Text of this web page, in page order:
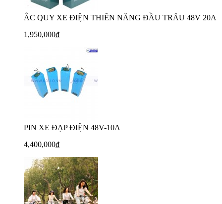
ẮC QUY XE ĐIỆN THIÊN NĂNG ĐẦU TRÂU 48V 20A
1,950,000₫
PIN XE ĐẠP ĐIỆN 48V-10A
4,400,000₫